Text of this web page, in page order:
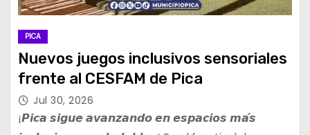
PICA
Nuevos juegos inclusivos sensoriales
frente al CESFAM de Pica
Jul 30, 2026
¡𝙋𝙞𝙘𝙖 𝙨𝙞𝙜𝙪𝙚 𝙖𝙫𝙖𝙣𝙯𝙖𝙣𝙙𝙤 𝙚𝙣 𝙚𝙨𝙥𝙖𝙘𝙞𝙤𝙨 𝙢𝙖́𝙨